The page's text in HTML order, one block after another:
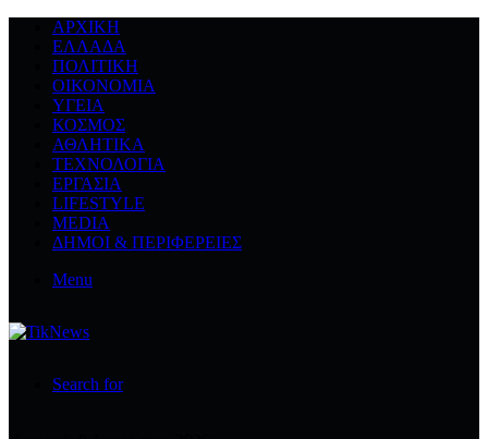
ΑΡΧΙΚΉ
ΕΛΛΆΔΑ
ΠΟΛΙΤΙΚΉ
ΟΙΚΟΝΟΜΊΑ
ΥΓΕΊΑ
ΚΌΣΜΟΣ
ΑΘΛΗΤΙΚΆ
ΤΕΧΝΟΛΟΓΙΆ
ΕΡΓΑΣΊΑ
LIFESTYLE
MEDIA
ΔΉΜΟΙ & ΠΕΡΙΦΈΡΕΙΕΣ
Menu
Search for